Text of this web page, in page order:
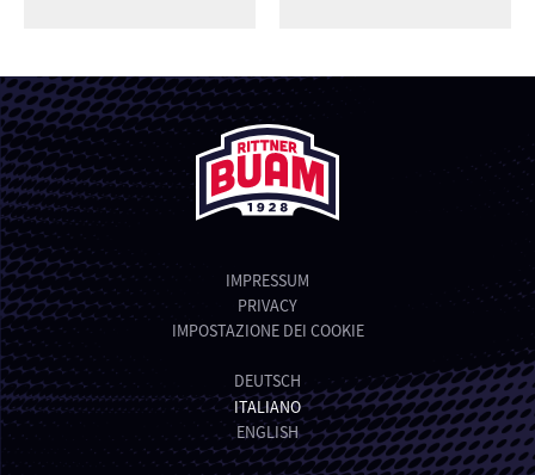
IMPRESSUM
PRIVACY
IMPOSTAZIONE DEI COOKIE
DEUTSCH
ITALIANO
ENGLISH